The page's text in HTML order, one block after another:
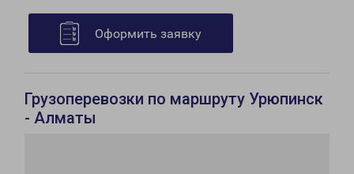
Оформить заявку
Грузоперевозки по маршруту Урюпинск
- Алматы